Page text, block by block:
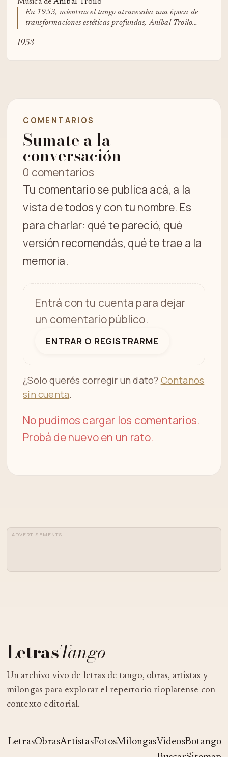
Musica de Aníbal Troilo
En 1953, mientras el tango atravesaba una época de
transformaciones estéticas profundas, Aníbal Troilo…
1953
COMENTARIOS
Sumate a la
conversación
0 comentarios
Tu comentario se publica acá, a la
vista de todos y con tu nombre. Es
para charlar: qué te pareció, qué
versión recomendás, qué te trae a la
memoria.
Entrá con tu cuenta para dejar
un comentario público.
ENTRAR O REGISTRARME
¿Solo querés corregir un dato? Contanos
sin cuenta.
No pudimos cargar los comentarios.
Probá de nuevo en un rato.
ADVERTISEMENTS
LetrasTango
Un archivo vivo de letras de tango, obras, artistas y
milongas para explorar el repertorio rioplatense con
contexto editorial.
LetrasObrasArtistasFotosMilongasVideosBotango